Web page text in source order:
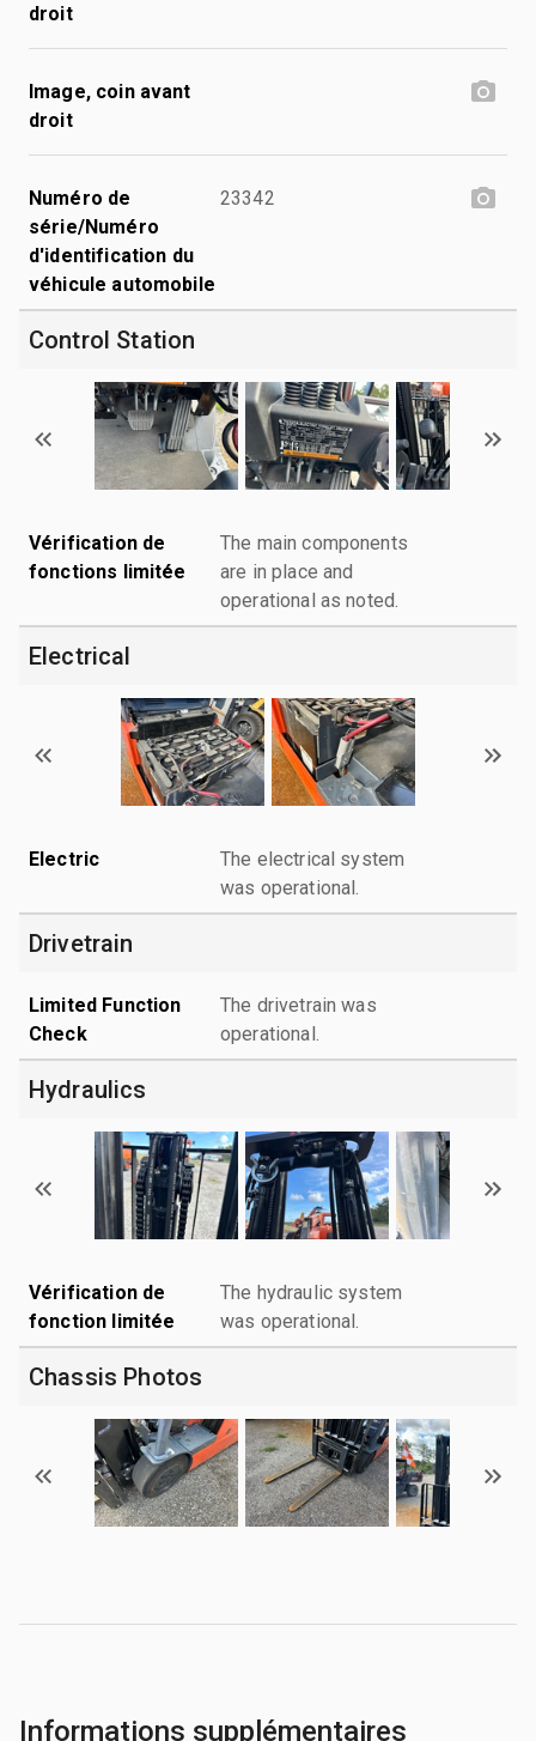
droit
Image, coin avant
droit
Numéro de
série/Numéro
d'identification du
véhicule automobile
23342
Control Station
Vérification de
fonctions limitée
The main components
are in place and
operational as noted.
Electrical
Electric
The electrical system
was operational.
Drivetrain
Limited Function
Check
The drivetrain was
operational.
Hydraulics
Vérification de
fonction limitée
The hydraulic system
was operational.
Chassis Photos
Informations supplémentaires